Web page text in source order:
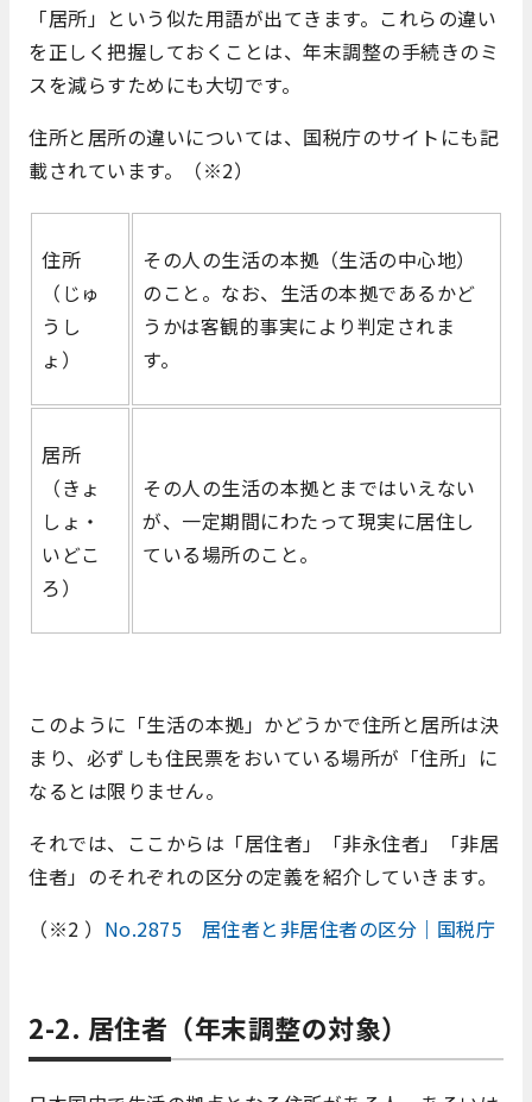
「居所」という似た用語が出てきます。これらの違い
を正しく把握しておくことは、年末調整の手続きのミ
スを減らすためにも大切です。
住所と居所の違いについては、国税庁のサイトにも記
載されています。（※2）
住所
（じゅ
うし
ょ）
その人の生活の本拠（生活の中心地）
のこと。なお、生活の本拠であるかど
うかは客観的事実により判定されま
す。
居所
（きょ
しょ・
いどこ
ろ）
その人の生活の本拠とまではいえない
が、一定期間にわたって現実に居住し
ている場所のこと。
このように「生活の本拠」かどうかで住所と居所は決
まり、必ずしも住民票をおいている場所が「住所」に
なるとは限りません。
それでは、ここからは「居住者」「非永住者」「非居
住者」のそれぞれの区分の定義を紹介していきます。
（※2 ） No.2875 居住者と非居住者の区分｜国税庁
2-2. 居住者（年末調整の対象）